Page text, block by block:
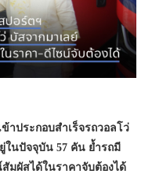
ประกอบสำเร็จรถวอลโว่
ในปัจจุบัน 57 คัน ย้ำรถมี
มผัสได้ในราคาจับต้องได้